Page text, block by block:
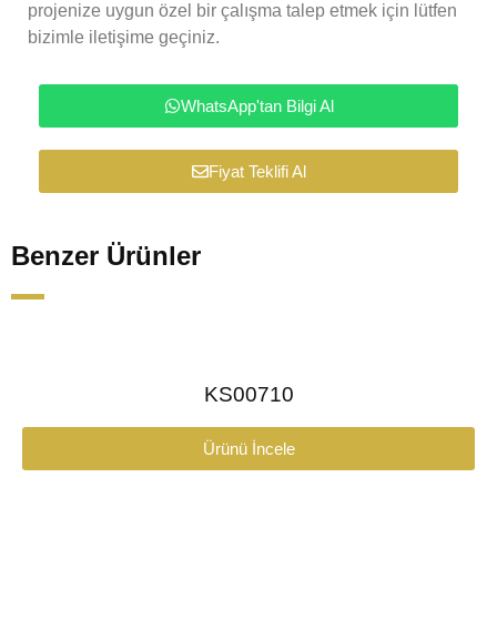
projenize uygun özel bir çalışma talep etmek için lütfen
bizimle iletişime geçiniz.
WhatsApp'tan Bilgi Al
Fiyat Teklifi Al
Benzer Ürünler
KS00710
Ürünü İncele